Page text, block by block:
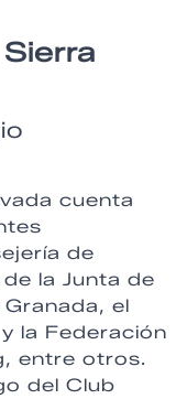
cuenta
de
la Junta de
el
la Federación
entre otros.
del Club